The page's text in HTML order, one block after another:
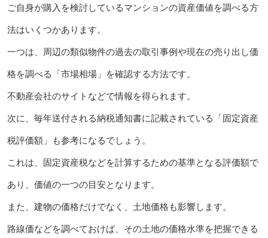
ご自身が購入を検討しているマンションの資産価値を調べる方
法はいくつかあります。
一つは、周辺の類似物件の過去の取引事例や現在の売り出し価
格を調べる「市場相場」を確認する方法です。
不動産会社のサイトなどで情報を得られます。
次に、毎年送付される納税通知書に記載されている「固定資産
税評価額」も参考になるでしょう。
これは、固定資産税などを計算するための基準となる評価額で
あり、価値の一つの目安となります。
また、建物の価格だけでなく、土地価格も影響します。
路線価などを調べておけば、その土地の価格水準を把握できる